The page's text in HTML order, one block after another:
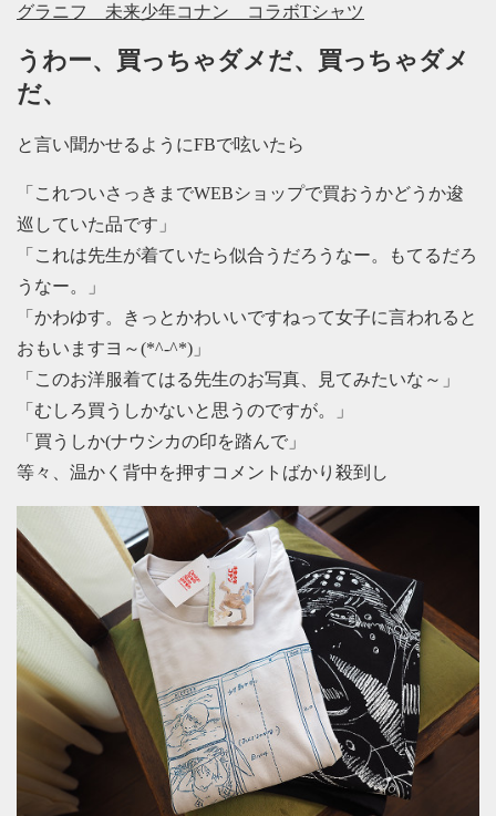
グラニフ 未来少年コナン コラボTシャツ
うわー、買っちゃダメだ、買っちゃダメ
だ、
と言い聞かせるようにFBで呟いたら
「これついさっきまでWEBショップで買おうかどうか逡
巡していた品です」
「これは先生が着ていたら似合うだろうなー。もてるだろ
うなー。」
「かわゆす。きっとかわいいですねって女子に言われると
おもいますヨ～(*^-^*)」
「このお洋服着てはる先生のお写真、見てみたいな～」
「むしろ買うしかないと思うのですが。」
「買うしか(ナウシカの印を踏んで」
等々、温かく背中を押すコメントばかり殺到し